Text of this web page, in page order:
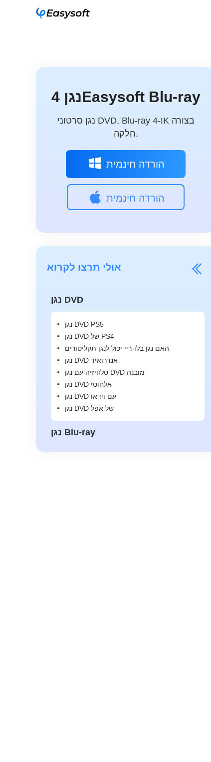
נגן 4Easysoft Blu-ray
נגן סרטוני DVD, Blu-ray ו-4K בצורה
חלקה.
הורדה חינמית
הורדה חינמית
אולי תרצו לקרוא
נגן DVD
נגן DVD PS5
נגן DVD של PS4
האם נגן בלו-ריי יכול לנגן תקליטורים
נגן DVD אנדרואיד
טלוויזיה עם נגן DVD מובנה
נגן DVD אלחוטי
נגן DVD עם וידאו
נגן DVD של אפל
נגן Blu-ray